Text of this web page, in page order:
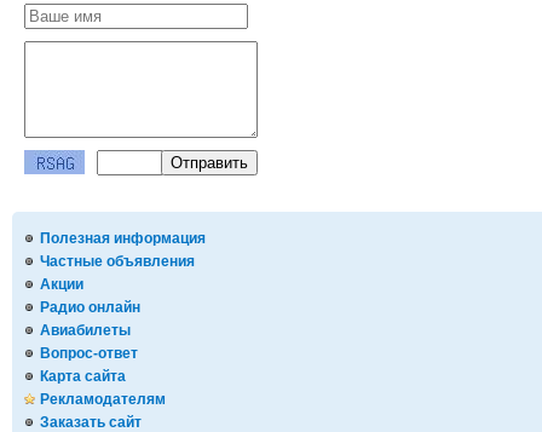
Полезная информация
Частные объявления
Акции
Радио онлайн
Авиабилеты
Вопрос-ответ
Карта сайта
Рекламодателям
Заказать сайт